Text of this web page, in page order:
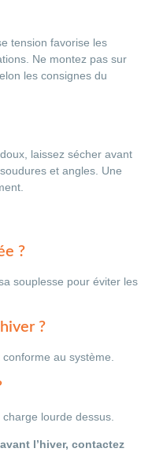
tension favorise les
Ne montez pas sur
les consignes du
laissez sécher avant
et angles. Une
?
souplesse pour éviter les
?
au système.
lourde dessus.
l’hiver, contactez